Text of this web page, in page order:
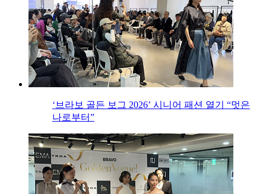
‘브라보 골든 보그 2026’ 시니어 패션 열기 “멋은
나로부터”